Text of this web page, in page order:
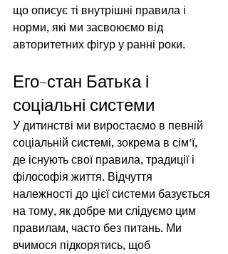
що описує ті внутрішні правила і
норми, які ми засвоюємо від
авторитетних фігур у ранні роки.
Его-стан Батька і
соціальні системи
У дитинстві ми виростаємо в певній
соціальній системі, зокрема в сім'ї,
де існують свої правила, традиції і
філософія життя. Відчуття
належності до цієї системи базується
на тому, як добре ми слідуємо цим
правилам, часто без питань. Ми
вчимося підкорятись, щоб